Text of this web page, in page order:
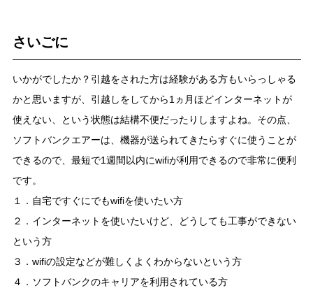
さいごに
いかがでしたか？引越をされた方は経験がある方もいらっしゃる
かと思いますが、引越しをしてから1ヵ月ほどインターネットが
使えない、という状態は結構不便だったりしますよね。その点、
ソフトバンクエアーは、機器が送られてきたらすぐに使うことが
できるので、最短で1週間以内にwifiが利用できるので非常に便利
です。
１．自宅ですぐにでもwifiを使いたい方
２．インターネットを使いたいけど、どうしても工事ができない
という方
３．wifiの設定などが難しくよくわからないという方
４．ソフトバンクのキャリアを利用されている方